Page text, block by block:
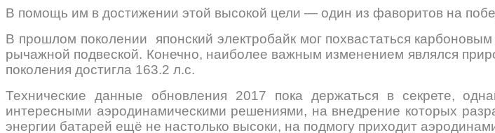
В помощь им в достижении этой высокой цели — один из фаворитов на
В прошлом поколении японский электробайк мог похвастаться
рычажной подвеской. Конечно, наиболее важным изменением являлся
поколения достигла 163.2 л.с.
Технические данные обновления 2017 пока держаться в секрете,
интересными аэродинамическими решениями, на внедрение которых
энергии батарей ещё не настолько высоки, на подмогу приходит